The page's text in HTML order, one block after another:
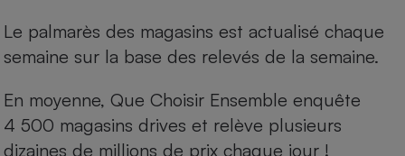
Le palmarès des magasins est actualisé chaque
semaine sur la base des relevés de la semaine.
En moyenne, Que Choisir Ensemble enquête
4 500 magasins drives et relève plusieurs
dizaines de millions de prix chaque jour !